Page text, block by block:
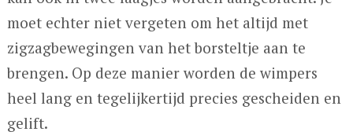
moet echter niet vergeten om het altijd met
zigzagbewegingen van het borsteltje aan te
brengen. Op deze manier worden de wimpers
heel lang en tegelijkertijd precies gescheiden en
gelift.